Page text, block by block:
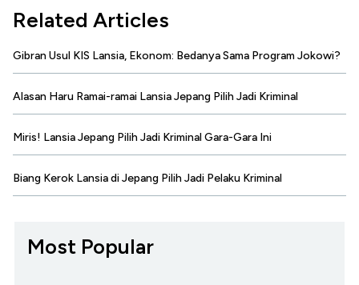
Related Articles
Gibran Usul KIS Lansia, Ekonom: Bedanya Sama Program Jokowi?
Alasan Haru Ramai-ramai Lansia Jepang Pilih Jadi Kriminal
Miris! Lansia Jepang Pilih Jadi Kriminal Gara-Gara Ini
Biang Kerok Lansia di Jepang Pilih Jadi Pelaku Kriminal
Most Popular